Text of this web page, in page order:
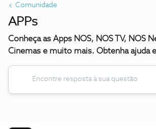
Comunidade
APPs
Conheça as Apps NOS, NOS TV, NOS
Cinemas e muito mais. Obtenha ajuda